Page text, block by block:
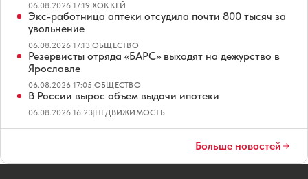
06.08.2026 17:19|ХОККЕЙ
Экс-работница аптеки отсудила почти 800 тысяч за
увольнение
06.08.2026 17:13|ОБЩЕСТВО
Резервисты отряда «БАРС» выходят на дежурство в
Ярославле
06.08.2026 17:05|ОБЩЕСТВО
В России вырос объем выдачи ипотеки
06.08.2026 16:23|НЕДВИЖИМОСТЬ
Больше новостей